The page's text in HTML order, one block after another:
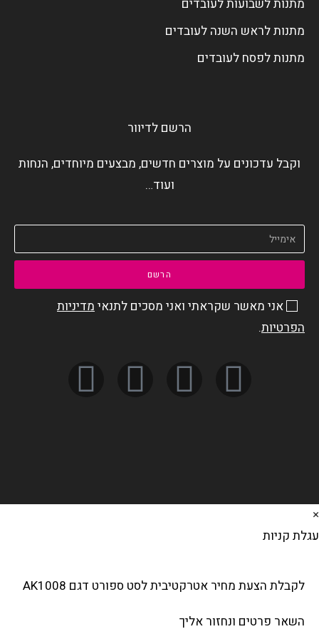
מתנות לשבועות לעובדים
מתנות לראש השנה לעובדים
מתנות לפסח לעובדים
הרשם לדיוור
וקבל עדכונים על מוצרים חדשים, מבצעים מיוחדים, הנחות
ועוד…
אני מאשר שקראתי ואני מסכים לתנאימדיניות
הפרטיות.
הרשם
קניות
לקבלת הצעת מחיר אטרקטיבית לסט ספורט דגם AK1008
השאר פרטים ונחזור אליך